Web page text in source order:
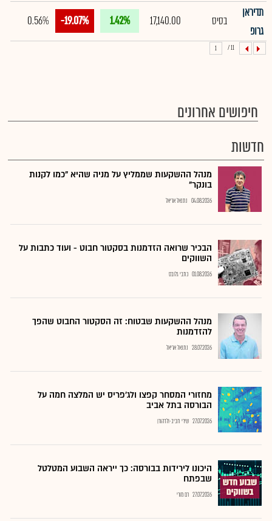
תדיראן
גרופ
בסיס 17,140.00
1.42%
-19.07%
0.56%
11 /
1
חיפושים אחרונים
חדשות
מנהל ההשקעות שממליץ על מניה שהיא "כמו לקנות
בונקר"
04.08.2026 נתנאל אריאל
הבכיר שרואה הזדמנות בסקטור חבוט - ועוד כתבות על
השווקים
01.08.2026 כתבי גלובס
מנהל ההשקעות שבטוח: זה הסקטור החבוט שהפך
להזדמנות
28.07.2026 נתנאל אריאל
מחזורי המסחר קפצו ולג'פריס יש המלצה חמה על
הבורסה בתל אביב
27.07.2026 שירי חביב-ולדהורן
היכונו לירידות בבורסה: כך ייראה השבוע המטלטל
שבפתח
27.07.2026 רם מורי